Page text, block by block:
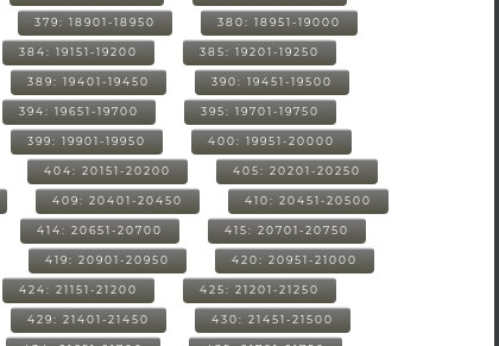
379: 18901-18950 380: 18951-19000
384: 19151-19200 385: 19201-19250
389: 19401-19450 390: 19451-19500
394: 19651-19700 395: 19701-19750
399: 19901-19950 400: 19951-20000
404: 20151-20200 405: 20201-20250
409: 20401-20450 410: 20451-20500
414: 20651-20700 415: 20701-20750
419: 20901-20950 420: 20951-21000
424: 21151-21200 425: 21201-21250
429: 21401-21450 430: 21451-21500